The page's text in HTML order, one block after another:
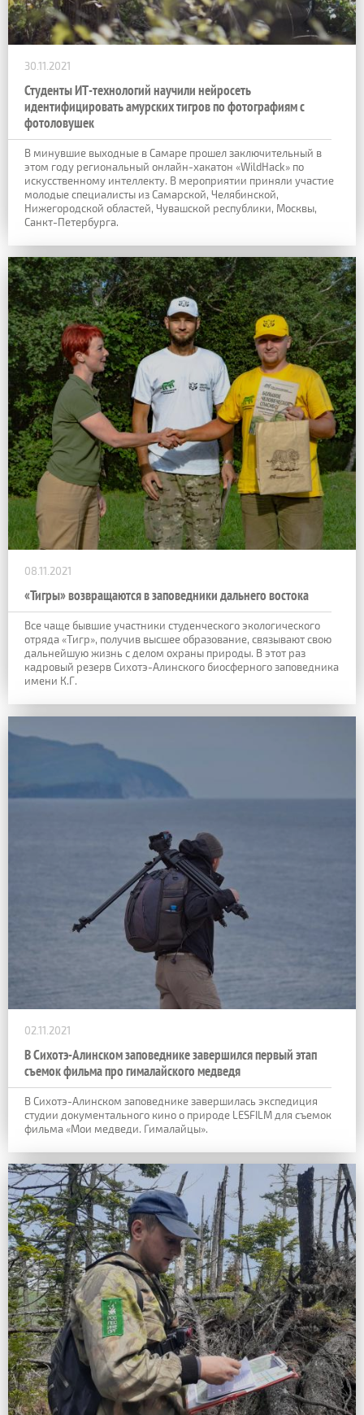
30.11.2021
Студенты ИТ-технологий научили нейросеть
идентифицировать амурских тигров по фотографиям с
фотоловушек
В минувшие выходные в Самаре прошел заключительный в
этом году региональный онлайн-хакатон «WildHack» по
искусственному интеллекту. В мероприятии приняли участие
молодые специалисты из Самарской, Челябинской,
Нижегородской областей, Чувашской республики, Москвы,
Санкт-Петербурга.
08.11.2021
«Тигры» возвращаются в заповедники дальнего востока
Все чаще бывшие участники студенческого экологического
отряда «Тигр», получив высшее образование, связывают свою
дальнейшую жизнь с делом охраны природы. В этот раз
кадровый резерв Сихотэ-Алинского биосферного заповедника
имени К.Г.
02.11.2021
В Сихотэ-Алинском заповеднике завершился первый этап
съемок фильма про гималайского медведя
В Сихотэ-Алинском заповеднике завершилась экспедиция
студии документального кино о природе LESFILM для съемок
фильма «Мои медведи. Гималайцы».